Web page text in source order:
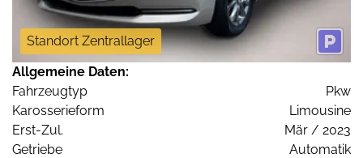
Standort Zentrallager
Allgemeine Daten:
Fahrzeugtyp
Pkw
Karosserieform
Limousine
Erst-Zul.
Mär / 2023
Getriebe
Automatik